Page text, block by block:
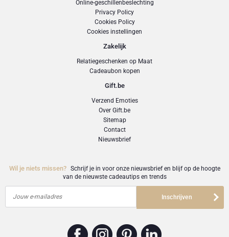
Wil je niets missen?
Schrijf je in voor onze nieuwsbrief en blijf op de hoogte
van de nieuwste cadeautips en trends
Jouw e-mailadres Inschrijven
Online-geschillenbeslechting
Privacy Policy
Cookies Policy
Cookies instellingen
Zakelijk
Relatiegeschenken op Maat
Cadeaubon kopen
Gift.be
Verzend Emoties
Over Gift.be
Sitemap
Contact
Nieuwsbrief